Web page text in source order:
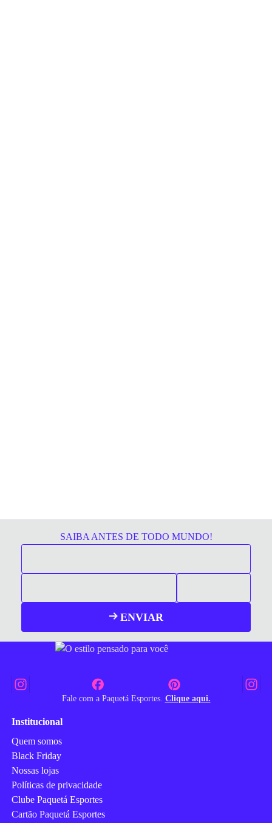
SAIBA ANTES DE TODO MUNDO!
ENVIAR
Fale com a Paquetá Esportes. Clique aqui.
Institucional
Quem somos
Black Friday
Nossas lojas
Políticas de privacidade
Clube Paquetá Esportes
Cartão Paquetá Esportes